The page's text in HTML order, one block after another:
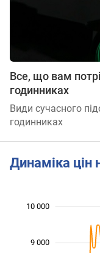
Все, що вам
годинниках
Види сучасного
годинниках
Динаміка цін
9 000
10 000